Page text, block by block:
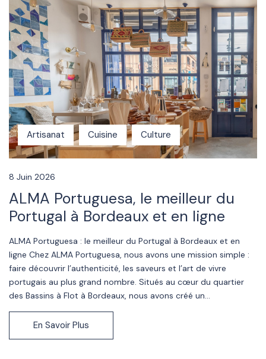
Artisanat Cuisine Culture
8 Juin 2026
ALMA Portuguesa, le meilleur du
Portugal à Bordeaux et en ligne
ALMA Portuguesa : le meilleur du Portugal à Bordeaux et en
ligne Chez ALMA Portuguesa, nous avons une mission simple :
faire découvrir l’authenticité, les saveurs et l’art de vivre
portugais au plus grand nombre. Situés au cœur du quartier
des Bassins à Flot à Bordeaux, nous avons créé un...
En Savoir Plus